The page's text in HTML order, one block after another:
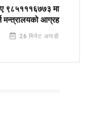
९८५१११६७७३ मा
मन्त्रालयको आग्रह
26 मिनेट अगाडी